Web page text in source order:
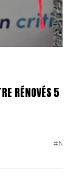
RÉNOVÉS5 000
#N°481